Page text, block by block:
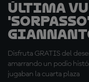
ÚLTIMA
Acosta
Disfruta GRATIS del
amarrando un podio
jugaban la cuarta plaza